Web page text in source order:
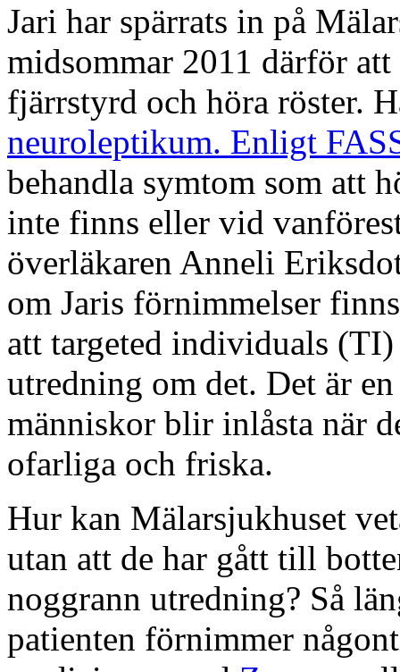
Jari har spärrats in på
midsommar 2011 därför
fjärrstyrd och höra röster.
neuroleptikum. Enligt
behandla symtom som att
inte finns eller vid
överläkaren Anneli
om Jaris förnimmelser
att targeted individuals
utredning om det. Det är
människor blir inlåsta när
ofarliga och friska.
Hur kan Mälarsjukhuset
utan att de har gått till
noggrann utredning? Så
patienten förnimmer